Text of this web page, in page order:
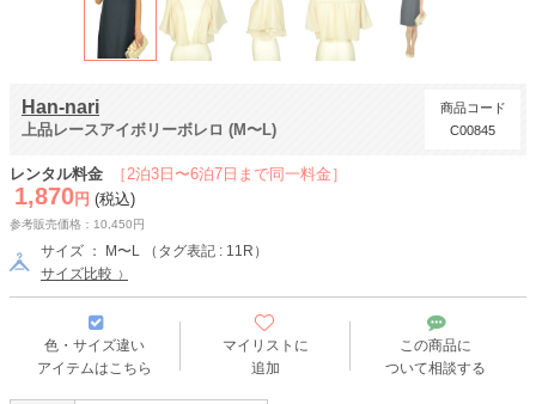
Han-nari
上品レースアイボリーボレロ (M〜L)
商品コード
C00845
［2泊3日〜6泊7日まで同一料金］
レンタル料金
1,870 円 (税込)
参考販売価格：10,450円
サイズ ： M〜L （タグ表記 : 11R）
サイズ比較
色・サイズ違い
アイテムはこちら
マイリストに
追加
この商品に
ついて相談する